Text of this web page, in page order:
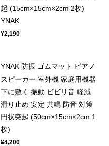
起 (15cm×15cm×2cm 2枚)
YNAK
¥2,190
YNAK 防振 ゴムマット ピアノ
スピーカー 室外機 家庭用機器
下に敷く 振動 ビビリ音 軽減
滑り止め 安定 共鳴 防音 対策
円状突起 (50cm×15cm×2cm 1
枚)
¥4,200